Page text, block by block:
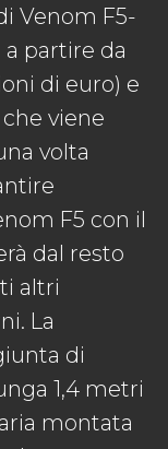
Venom F5-
partire da
di euro) e
viene
volta
F5 con il
dal resto
altri
La
di
1,4 metri
montata